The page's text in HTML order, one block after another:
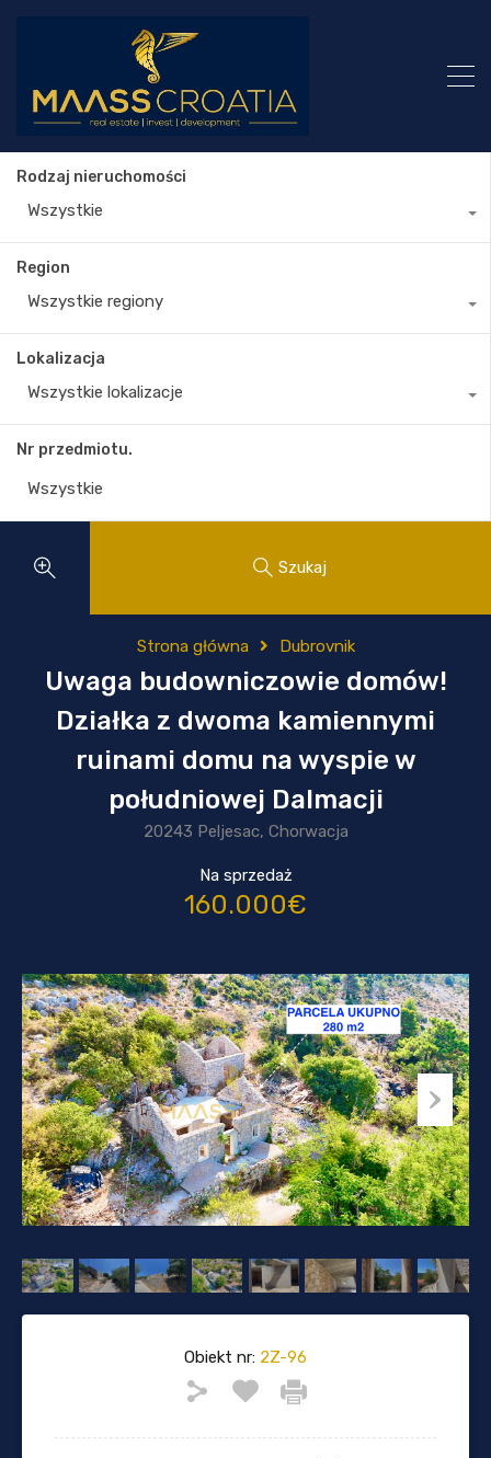
Rodzaj nieruchomości
Wszystkie
Region
Wszystkie regiony
Lokalizacja
Wszystkie lokalizacje
Nr przedmiotu.
Szukaj
Strona główna Dubrovnik
Uwaga budowniczowie domów!
Działka z dwoma kamiennymi
ruinami domu na wyspie w
południowej Dalmacji
20243 Peljesac, Chorwacja
Na sprzedaż
160.000€
Obiekt nr: 2Z-96